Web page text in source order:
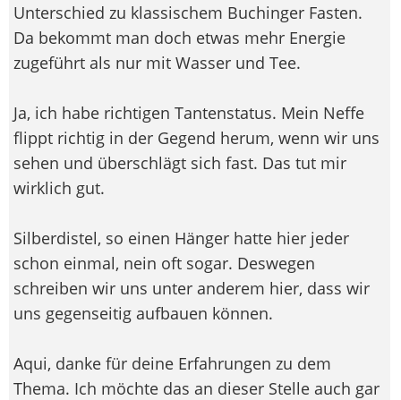
Unterschied zu klassischem Buchinger Fasten.
Da bekommt man doch etwas mehr Energie
zugeführt als nur mit Wasser und Tee.
Ja, ich habe richtigen Tantenstatus. Mein Neffe
flippt richtig in der Gegend herum, wenn wir uns
sehen und überschlägt sich fast. Das tut mir
wirklich gut.
Silberdistel, so einen Hänger hatte hier jeder
schon einmal, nein oft sogar. Deswegen
schreiben wir uns unter anderem hier, dass wir
uns gegenseitig aufbauen können.
Aqui, danke für deine Erfahrungen zu dem
Thema. Ich möchte das an dieser Stelle auch gar